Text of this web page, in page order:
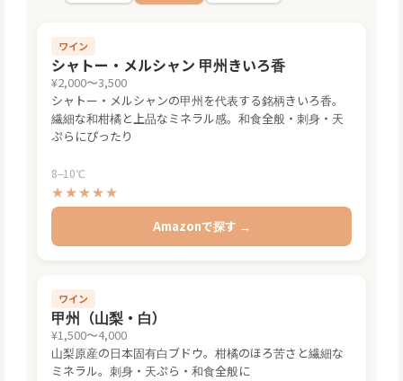
ワイン
シャトー・メルシャン 甲州きいろ香
¥2,000〜3,500
シャトー・メルシャンの甲州を代表する銘柄きいろ香。
繊細な和柑橘と上品なミネラル感。和食全般・刺身・天
ぷらにぴったり
8–10℃
★★★★★
Amazonで探す →
ワイン
甲州（山梨・白）
¥1,500〜4,000
山梨原産の日本固有白ブドウ。柑橘のほろ苦さと繊細な
ミネラル。刺身・天ぷら・和食全般に